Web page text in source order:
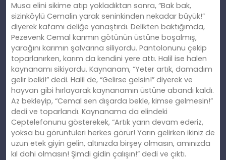
Musa elini sikime atıp yokladıktan sonra, “Bak bak,
sizinköylü Cemalin yarak seninkinden nekadar büyük!”
diyerek kafamı deliğe yanaştırdı. Delikten baktığımda,
Pezevenk Cemal karımın götünün üstüne boşalmış,
yarağını karımın şalvarına siliyordu. Pantolonunu çekip
toparlanırken, karım da kendini yere attı. Halil ise halen
kaynanamı sikiyordu. Kaynanam, “Yeter artık, damadım
gelir belki!” dedi. Halil de, “Gelirse gelsin!” diyerek ve
hayvan gibi hırlayarak kaynanamın üstüne abandı kaldı.
Az bekleyip, “Cemal sen dışarda bekle, kimse gelmesin!”
dedi ve toparlandı. Kaynanama da elindeki
Ceptelefonunu gösterekek, “Artık yarın devam ederiz,
yoksa bu görüntüleri herkes görür! Yarın gelirken ikiniz de
uzun etek giyin gelin, altınızda birşey olmasın, amınızda
kıl dahi olmasın! Şimdi gidin çalışın!” dedi ve çıktı.